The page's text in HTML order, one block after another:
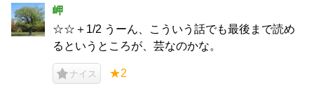
岬
☆☆＋1/2 うーん、こういう話でも最後まで読め
るというところが、芸なのかな。
ナイス ★2